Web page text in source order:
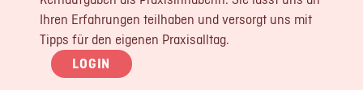
Ihren Erfahrungen teilhaben und versorgt uns mit
Tipps für den eigenen Praxisalltag.
LOGIN